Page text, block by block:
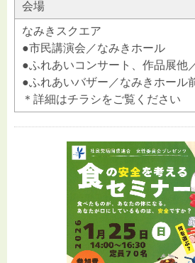
会場
なみきスクエア
●市民講演会／なみきホール
●ふれあいコンサート、作品展他
●ふれあいバザー／なみきホール
＊詳細はチラシをご覧ください